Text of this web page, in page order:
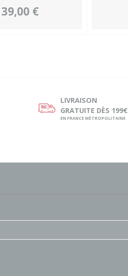
€
ø LIVRAISON
GRATUITE DÈS 199€
EN FRANCE MÉTROPOLITAINE